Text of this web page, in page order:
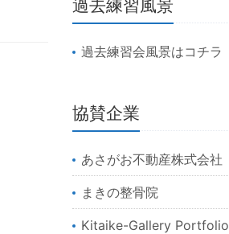
過去練習風景
過去練習会風景はコチラ
協賛企業
あさがお不動産株式会社
まきの整骨院
Kitaike-Gallery Portfolio